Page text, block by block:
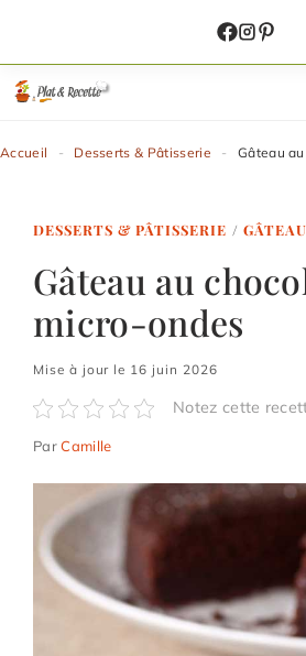
contenu
Accueil - Desserts & Pâtisserie - Gâteau
DESSERTS & PÂTISSERIE /
Gâteau au
micro-ondes
Mise à jour le 16 juin 2026
Notez cette
ParCamille